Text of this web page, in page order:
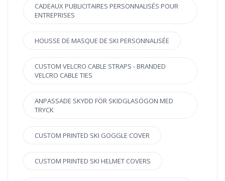
CADEAUX PUBLICITAIRES PERSONNALISÉS POUR
ENTREPRISES
HOUSSE DE MASQUE DE SKI PERSONNALISÉE
CUSTOM VELCRO CABLE STRAPS - BRANDED
VELCRO CABLE TIES
ANPASSADE SKYDD FÖR SKIDGLASÖGON MED
TRYCK
CUSTOM PRINTED SKI GOGGLE COVER
CUSTOM PRINTED SKI HELMET COVERS